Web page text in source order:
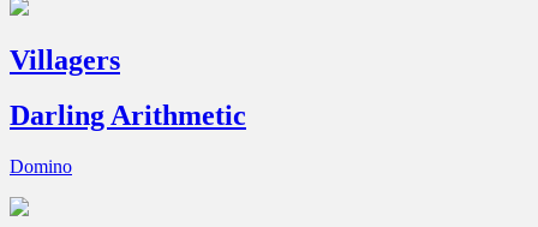
Villagers
Darling Arithmetic
Domino